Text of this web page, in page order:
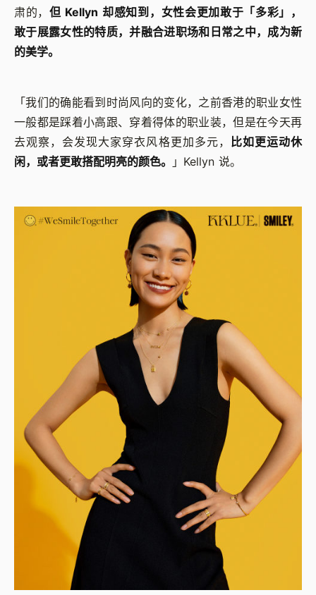
肃的，但 Kellyn 却感知到，女性会更加敢于「多彩」，
敢于展露女性的特质，并融合进职场和日常之中，成为新
的美学。
「我们的确能看到时尚风向的变化，之前香港的职业女性
一般都是踩着小高跟、穿着得体的职业装，但是在今天再
去观察，会发现大家穿衣风格更加多元，
比如更运动休
闲，或者更敢搭配明亮的颜色。
」Kellyn 说。